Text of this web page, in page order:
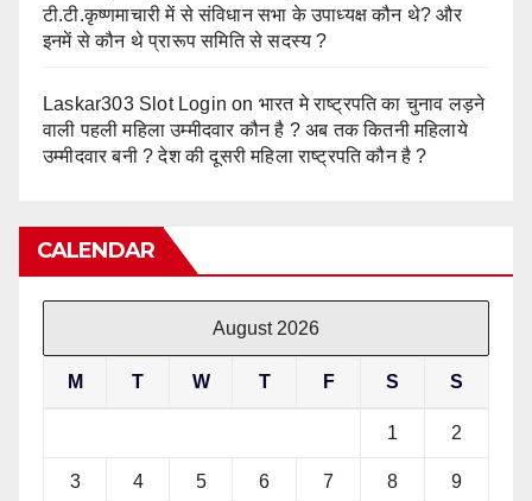
टी.टी.कृष्णमाचारी में से संविधान सभा के उपाध्यक्ष कौन थे? और
इनमें से कौन थे प्रारूप समिति से सदस्य ?
Laskar303 Slot Login on भारत मे राष्ट्रपति का चुनाव लड़ने
वाली पहली महिला उम्मीदवार कौन है ? अब तक कितनी महिलाये
उम्मीदवार बनी ? देश की दूसरी महिला राष्ट्रपति कौन है ?
CALENDAR
August 2026
M T W T F S S
1 2
3 4 5 6 7 8 9